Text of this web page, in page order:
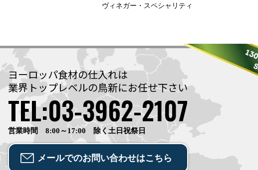
ヴィネガー・スペシャリティ
ヨーロッパ食材の仕入れは
業界トップレベルの鳥新にお任せ下さい
TEL:03-3962-2107
営業時間 8:00～17:00 除く土日祝祭日
メールでのお問い合わせはこちら